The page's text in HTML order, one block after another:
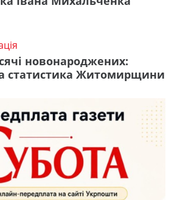
новонароджених:
статистика Житомирщини